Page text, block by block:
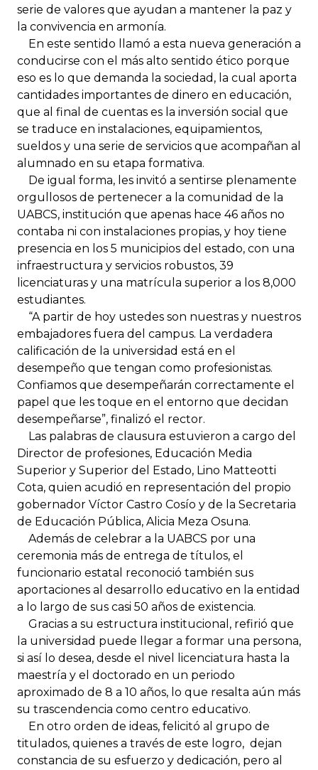
serie de valores que ayudan a mantener la paz y
la convivencia en armonía.
En este sentido llamó a esta nueva generación a
conducirse con el más alto sentido ético porque
eso es lo que demanda la sociedad, la cual aporta
cantidades importantes de dinero en educación,
que al final de cuentas es la inversión social que
se traduce en instalaciones, equipamientos,
sueldos y una serie de servicios que acompañan al
alumnado en su etapa formativa.
De igual forma, les invitó a sentirse plenamente
orgullosos de pertenecer a la comunidad de la
UABCS, institución que apenas hace 46 años no
contaba ni con instalaciones propias, y hoy tiene
presencia en los 5 municipios del estado, con una
infraestructura y servicios robustos, 39
licenciaturas y una matrícula superior a los 8,000
estudiantes.
“A partir de hoy ustedes son nuestras y nuestros
embajadores fuera del campus. La verdadera
calificación de la universidad está en el
desempeño que tengan como profesionistas.
Confiamos que desempeñarán correctamente el
papel que les toque en el entorno que decidan
desempeñarse”, finalizó el rector.
Las palabras de clausura estuvieron a cargo del
Director de profesiones, Educación Media
Superior y Superior del Estado, Lino Matteotti
Cota, quien acudió en representación del propio
gobernador Víctor Castro Cosío y de la Secretaria
de Educación Pública, Alicia Meza Osuna.
Además de celebrar a la UABCS por una
ceremonia más de entrega de títulos, el
funcionario estatal reconoció también sus
aportaciones al desarrollo educativo en la entidad
a lo largo de sus casi 50 años de existencia.
Gracias a su estructura institucional, refirió que
la universidad puede llegar a formar una persona,
si así lo desea, desde el nivel licenciatura hasta la
maestría y el doctorado en un periodo
aproximado de 8 a 10 años, lo que resalta aún más
su trascendencia como centro educativo.
En otro orden de ideas, felicitó al grupo de
titulados, quienes a través de este logro, dejan
constancia de su esfuerzo y dedicación, pero al